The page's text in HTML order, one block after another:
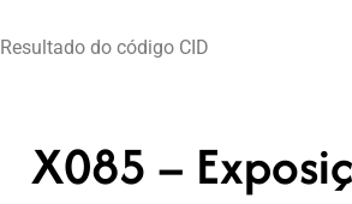
Resultado do código CID
X085 –